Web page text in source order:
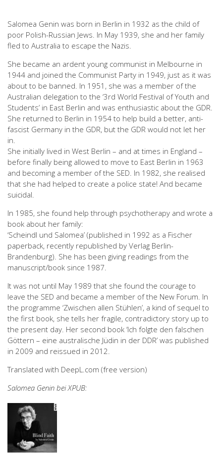
Salomea Genin was born in Berlin in 1932 as the child of
poor Polish-Russian Jews. In May 1939, she and her family
fled to Australia to escape the Nazis.
She became an ardent young communist in Melbourne in
1944 and joined the Communist Party in 1949, just as it was
about to be banned. In 1951, she was a member of the
Australian delegation to the ‘3rd World Festival of Youth and
Students’ in East Berlin and was enthusiastic about the GDR.
She returned to Berlin in 1954 to help build a better, anti-
fascist Germany in the GDR, but the GDR would not let her
in.
She initially lived in West Berlin – and at times in England –
before finally being allowed to move to East Berlin in 1963
and becoming a member of the SED. In 1982, she realised
that she had helped to create a police state! And became
suicidal.
In 1985, she found help through psychotherapy and wrote a
book about her family:
‘Scheindl und Salomea’ (published in 1992 as a Fischer
paperback, recently republished by Verlag Berlin-
Brandenburg). She has been giving readings from the
manuscript/book since 1987.
It was not until May 1989 that she found the courage to
leave the SED and became a member of the New Forum. In
the programme ‘Zwischen allen Stühlen’, a kind of sequel to
the first book, she tells her fragile, contradictory story up to
the present day. Her second book ‘Ich folgte den falschen
Göttern – eine australische Jüdin in der DDR’ was published
in 2009 and reissued in 2012.
Translated with DeepL.com (free version)
Salomea Genin bei XPUB: